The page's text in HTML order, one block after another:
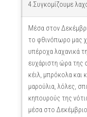
4.Συγκομίζουμε
Μέσα στον
το φθινόπωρο μας
υπέροχα λαχανικά
ευχάριστη ώρα της
κέιλ, μπρόκολα και
μαρούλια, λόλες,
κηπουρούς της
μέσα στο